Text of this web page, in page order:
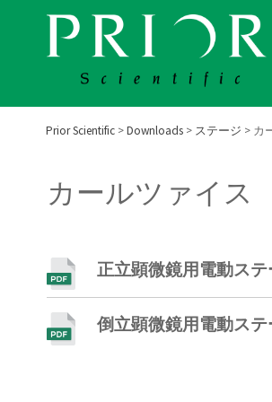
Prior Scientific>Downloads> ステージ > カ
カールツァイス
正立顕微鏡用電動ステ
倒立顕微鏡用電動ステ